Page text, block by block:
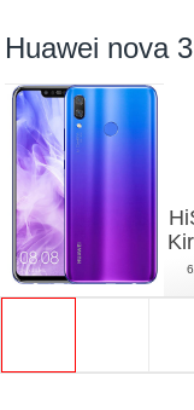
Huawei nova 3